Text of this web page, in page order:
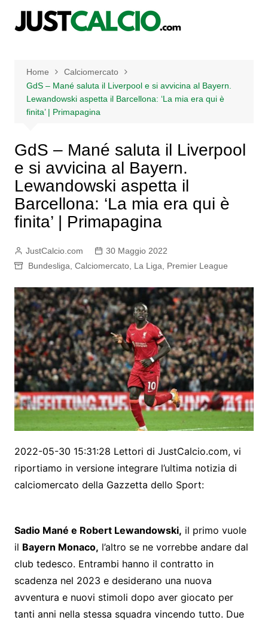
Home
Calciomercato
GdS – Mané saluta il Liverpool e si avvicina al Bayern.
Lewandowski aspetta il Barcellona: ‘La mia era qui è
finita’ | Primapagina
GdS – Mané saluta il Liverpool
e si avvicina al Bayern.
Lewandowski aspetta il
Barcellona: ‘La mia era qui è
finita’ | Primapagina
JustCalcio.com
30 Maggio 2022
Bundesliga Calciomercato, La Liga Premier League
2022-05-30 15:31:28 Lettori di JustCalcio.com, vi
riportiamo in versione integrare l’ultima notizia di
calciomercato della Gazzetta dello Sport:
Sadio Mané e Robert Lewandowski, il primo vuole
il Bayern Monaco, l’altro se ne vorrebbe andare dal
club tedesco. Entrambi hanno il contratto in
scadenza nel 2023 e desiderano una nuova
avventura e nuovi stimoli dopo aver giocato per
tanti anni nella stessa squadra vincendo tutto. Due